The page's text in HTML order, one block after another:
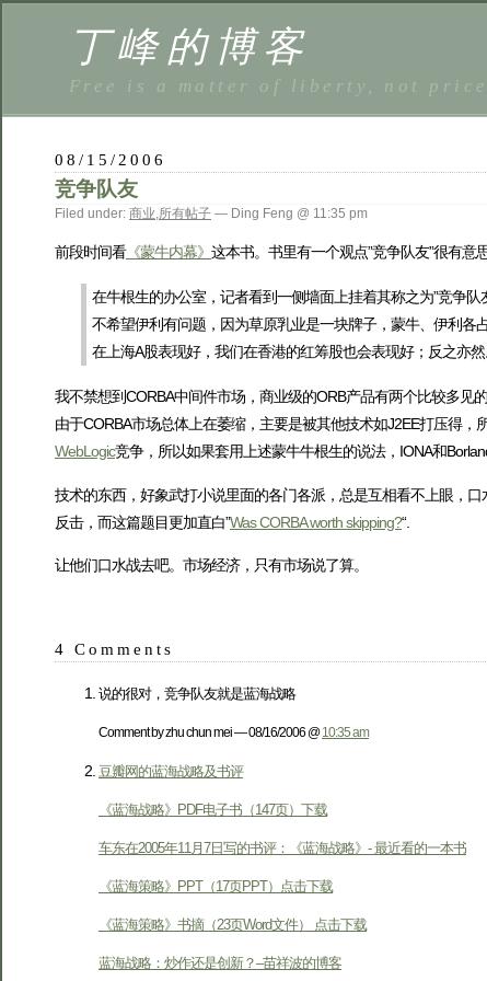
丁峰的博客
Free is a matter of liberty, not
08/15/2006
竞争队友
Filed under: 商业,所有帖子 — Ding Feng @ 11:35 pm
前段时间看《蒙牛内幕》 这本书。书里有一个观点”竞争队友”很有意
在牛根生的办公室，记者看到一侧墙面上挂着其称之为”竞争
不希望伊利有问题，因为草原乳业是一块牌子，蒙牛、伊利各
在上海A股表现好，我们在香港的红筹股也会表现好；反之亦
我不禁想到CORBA中间件市场，商业级的ORB产品有两个比较多见
由于CORBA市场总体上在萎缩，主要是被其他技术如J2EE打压得
WebLogic竞争，所以如果套用上述蒙牛牛根生的说法，IONA和
技术的东西，好象武打小说里面的各门各派，总是互相看不上眼，口
反击，而这篇题目更加直白”Was CORBA worth skipping?“.
让他们口水战去吧。市场经济，只有市场说了算。
4 Comments
说的很对，竞争队友就是蓝海战略
Comment by zhu chun mei — 08/16/2006 @10:35 am
豆瓣网的蓝海战略及书评
《蓝海战略》PDF电子书（147页）下载
车东在2005年11月7日写的书评：《蓝海战略》- 最近看的一本书
《蓝海策略》PPT（17页PPT）点击下载
《蓝海策略》书摘（23页Word文件） 点击下载
蓝海战略：炒作还是创新？–苗祥波的博客